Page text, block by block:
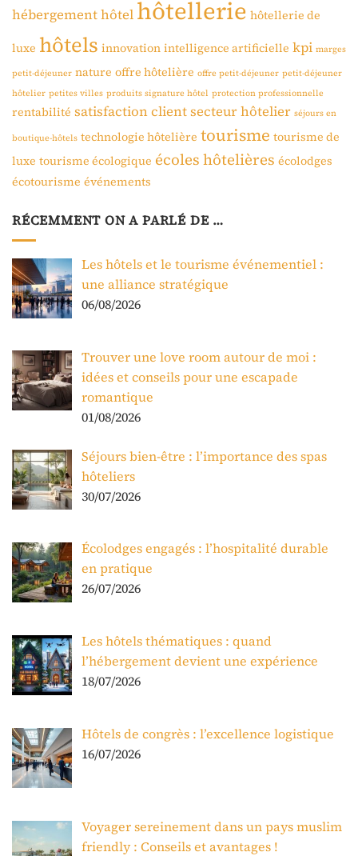
hébergementhôtel hôtellerie hôtellerie de
luxe hôtels innovation intelligence artificielle kpi marges
petit-déjeuner nature offre hôtelière offre petit-déjeuner petit-déjeuner
hôtelier petites villes produits signature hôtel protection professionnelle
rentabilité satisfaction clientsecteur hôtelier séjours en
boutique-hôtels technologie hôtelière tourisme tourisme de
luxe tourisme écologique écoles hôtelières écolodges
écotourisme événements
RÉCEMMENT ON A PARLÉ DE …
Les hôtels et le tourisme événementiel :
une alliance stratégique
06/08/2026
Trouver une love room autour de moi :
idées et conseils pour une escapade
romantique
01/08/2026
Séjours bien-être : l’importance des spas
hôteliers
30/07/2026
Écolodges engagés : l’hospitalité durable
en pratique
26/07/2026
Les hôtels thématiques : quand
l’hébergement devient une expérience
18/07/2026
Hôtels de congrès : l’excellence logistique
16/07/2026
Voyager sereinement dans un pays muslim
friendly : Conseils et avantages !